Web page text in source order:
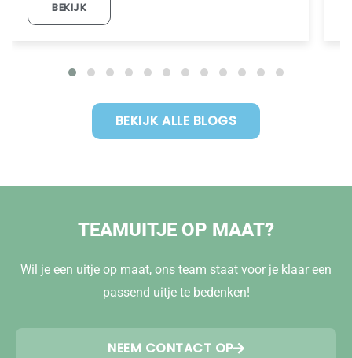
BEKIJK
BEKIJK ALLE BLOGS
TEAMUITJE OP MAAT?
Wil je een uitje op maat, ons team staat voor je klaar een
passend uitje te bedenken!
NEEM CONTACT OP